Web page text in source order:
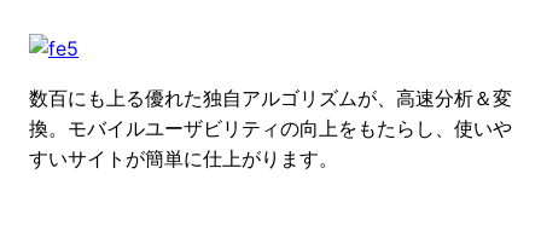
数百にも上る優れた独自アルゴリズムが、高速分析＆変
換。モバイルユーザビリティの向上をもたらし、使いや
すいサイトが簡単に仕上がります。